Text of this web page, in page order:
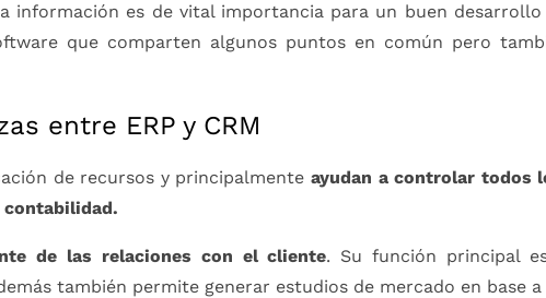
información es de vital importancia para un buen
que comparten algunos puntos en común pero
entre ERP y CRM
de recursos y principalmente ayudan a controlar todos
de las relaciones con el cliente. Su función principal
también permite generar estudios de mercado en base